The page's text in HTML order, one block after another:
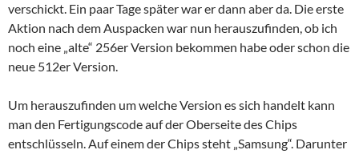
verschickt. Ein paar Tage später war er dann aber da. Die erste
Aktion nach dem Auspacken war nun herauszufinden, ob ich
noch eine „alte“ 256er Version bekommen habe oder schon die
neue 512er Version.
Um herauszufinden um welche Version es sich handelt kann
man den Fertigungscode auf der Oberseite des Chips
entschlüsseln. Auf einem der Chips steht „Samsung“. Darunter